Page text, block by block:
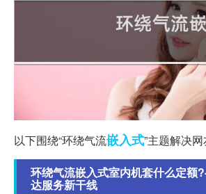
以下围绕“环绕气流嵌入式”主题解决
环绕气流嵌入式室内机套什么定额
达服务新干线